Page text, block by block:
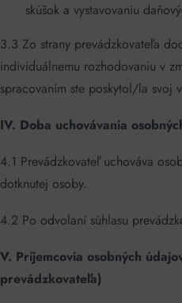
skúšok a vystavovaniu
3.3 Zo strany prevádzkovateľa
individuálnemu rozhodovaniu v
spracovaním ste poskytol/la svoj
IV. Doba uchovávania
4.1 Prevádzkovateľ uchováva
dotknutej osoby.
4.2 Po odvolaní súhlasu
V. Príjemcovia osobných
prevádzkovateľa)